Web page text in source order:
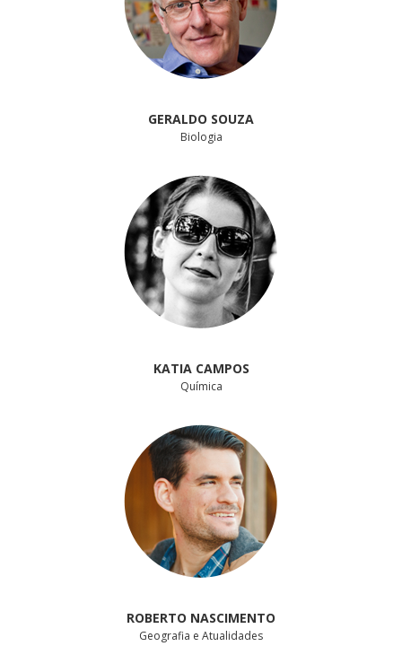
GERALDO SOUZA
Biologia
KATIA CAMPOS
Química
ROBERTO NASCIMENTO
Geografia e Atualidades